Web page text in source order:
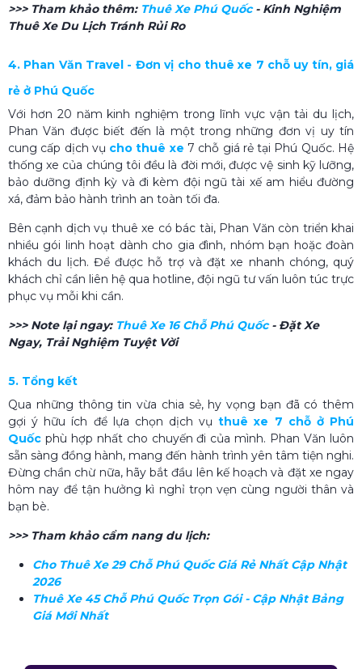
>>> Tham khảo thêm: Thuê Xe Phú Quốc- Kinh Nghiệm
Thuê Xe Du Lịch Tránh Rủi Ro
4. Phan Văn Travel - Đơn vị cho thuê xe 7 chỗ uy tín, giá
rẻ ở Phú Quốc
Với hơn 20 năm kinh nghiệm trong lĩnh vực vận tải du lịch,
Phan Văn được biết đến là một trong những đơn vị uy tín
cung cấp dịch vụ cho thuê xe 7 chỗ giá rẻ tại Phú Quốc. Hệ
thống xe của chúng tôi đều là đời mới, được vệ sinh kỹ lưỡng,
bảo dưỡng định kỳ và đi kèm đội ngũ tài xế am hiểu đường
xá, đảm bảo hành trình an toàn tối đa.
Bên cạnh dịch vụ thuê xe có bác tài, Phan Văn còn triển khai
nhiều gói linh hoạt dành cho gia đình, nhóm bạn hoặc đoàn
khách du lịch. Để được hỗ trợ và đặt xe nhanh chóng, quý
khách chỉ cần liên hệ qua hotline, đội ngũ tư vấn luôn túc trực
phục vụ mỗi khi cần.
>>> Note lại ngay: Thuê Xe 16 Chỗ Phú Quốc - Đặt Xe
Ngay, Trải Nghiệm Tuyệt Vời
5. Tổng kết
Qua những thông tin vừa chia sẻ, hy vọng bạn đã có thêm
gợi ý hữu ích để lựa chọn dịch vụthuê xe 7 chỗ ở Phú
Quốc phù hợp nhất cho chuyến đi của mình. Phan Văn luôn
sẵn sàng đồng hành, mang đến hành trình yên tâm tiện nghi.
Đừng chần chừ nữa, hãy bắt đầu lên kế hoạch và đặt xe ngay
hôm nay để tận hưởng kì nghỉ trọn vẹn cùng người thân và
bạn bè.
>>> Tham khảo cẩm nang du lịch:
Cho Thuê Xe 29 Chỗ Phú Quốc Giá Rẻ Nhất Cập Nhật
2026
Thuê Xe 45 Chỗ Phú Quốc Trọn Gói - Cập Nhật Bảng
Giá Mới Nhất